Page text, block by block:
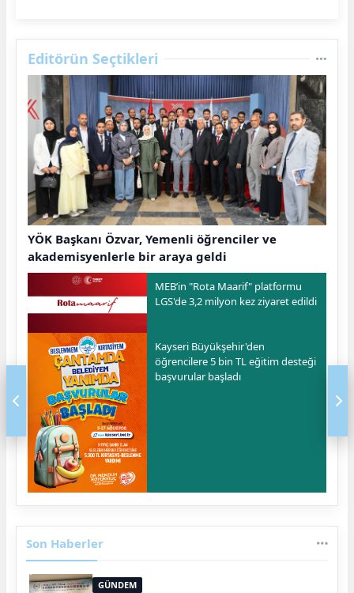
Editörün Seçtikleri
YÖK Başkanı Özvar, Yemenli öğrenciler ve
akademisyenlerle bir araya geldi
MEB’in "Rota Maarif" platformu
LGS'de 3,2 milyon kez ziyaret edildi
Kayseri Büyükşehir'den
öğrencilere 5 bin TL eğitim desteği
başvurular başladı
Son Haberler
GÜNDEM